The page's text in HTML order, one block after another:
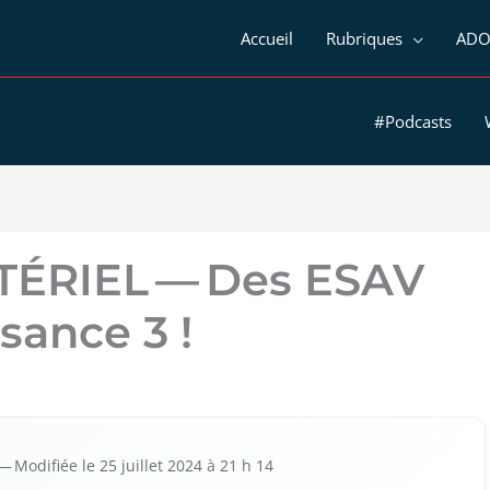
Accueil Rubriques
#Podcasts
— Des ESAV
3 !
Modi­fiée le 25 juillet 2024 à 21 h 14